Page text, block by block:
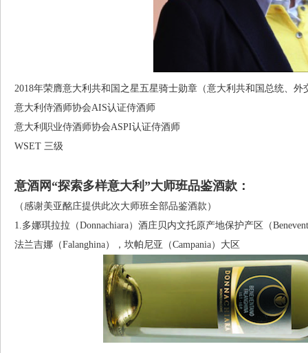
2018年荣膺意大利共和国之星五星骑士勋章（意大利共和国总统、外
意大利侍酒师协会AIS认证侍酒师
意大利职业侍酒师协会ASPI认证侍酒师
WSET 三级
意酒网“探索多样意大利”大师班品鉴酒款：
（感谢美亚酩庄提供此次大师班全部品鉴酒款）
1.多娜琪拉拉（Donnachiara）酒庄贝内文托原产地保护产区（
法兰吉娜（Falanghina），坎帕尼亚（Campania）大区